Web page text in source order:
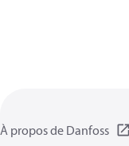
À propos de Danfoss